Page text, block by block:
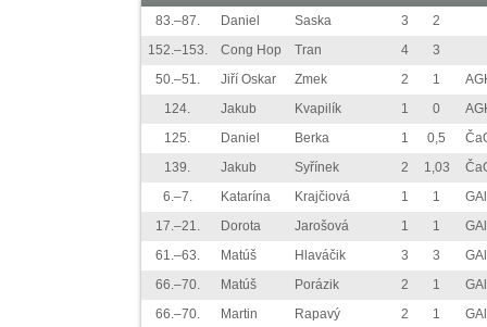
83.–87.
Daniel Saska 3
2
152.–153.
Cong Hop Tran 4
3
50.–51.
Jiří Oskar Zmek 2 1
124.
Jakub Kvapilík 1 0
125.
Daniel Berka 1 0,5
139.
Jakub Syřínek 2 1,03
6.–7.
Katarína Krajčiová 1 1
17.–21.
Dorota Jarošová 1 1
61.–63.
Matúš Hlaváčik 3 3
66.–70.
Matúš Porázik 2 1
66.–70.
Martin Rapavý 2 1